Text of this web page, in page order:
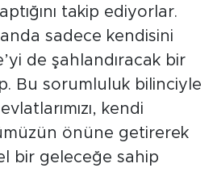
takip ediyorlar.
sadece kendisini
de şahlandıracak bir
Bu sorumluluk bilinciyle
kendi
önüne getirerek
bir geleceğe sahip